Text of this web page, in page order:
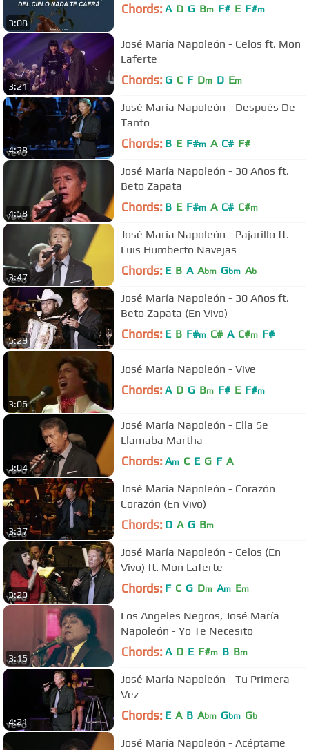
3:08
Chords: A D G Bm F# E F#m
3:21
José María Napoleón - Celos ft. Mon
Laferte
Chords: G C F Dm D Em
4:28
José María Napoleón - Después De
Tanto
Chords: B E F#m A C# F#
4:58
José María Napoleón - 30 Años ft.
Beto Zapata
Chords: B E F#m A C# C#m
3:47
José María Napoleón - Pajarillo ft.
Luis Humberto Navejas
Chords: E B A Abm Gbm Ab
5:29
José María Napoleón - 30 Años ft.
Beto Zapata (En Vivo)
Chords: E B F#m C# A C#m F#
3:06
José María Napoleón - Vive
Chords: A D G Bm F# E F#m
3:04
José María Napoleón - Ella Se
Llamaba Martha
Chords: Am C E G F A
3:37
José María Napoleón - Corazón
Corazón (En Vivo)
Chords: D A G Bm
3:29
José María Napoleón - Celos (En
Vivo) ft. Mon Laferte
Chords: F C G Dm Am Em
3:15
Los Angeles Negros, José María
Napoleón - Yo Te Necesito
Chords: A D E F#m B Bm
4:21
José María Napoleón - Tu Primera
Vez
Chords: E A B Abm Gbm Gb
José María Napoleón - Acéptame